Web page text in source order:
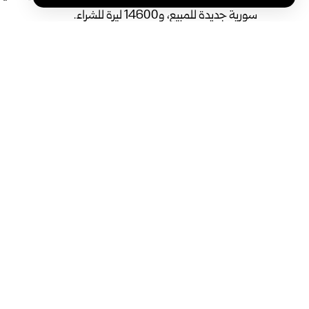
سورية جديدة للمبيع، و14600 ليرة للشراء. ‏